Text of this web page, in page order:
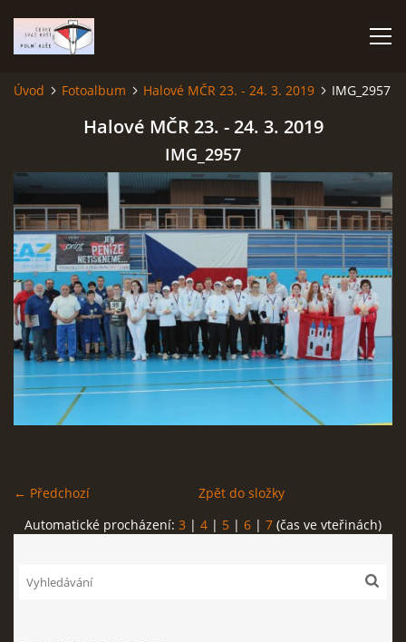
PROPOZICE
VÝSLEDKY ZÁVODŮ
ČESKÝ POHÁR A ČESKÁ LIGA
REPREZENTACE
ČLENSKÁ SCHŮZE ČSK
Úvod Fotoalbum Halové MČR 23. - 24. 3. 2019 IMG_2957
Halové MČR 23. - 24. 3. 2019
IMG_2957
← Předchozí
Zpět do složky
Automatické procházení: 3 | 4 | 5 | 6 | 7 (čas ve vteřinách)